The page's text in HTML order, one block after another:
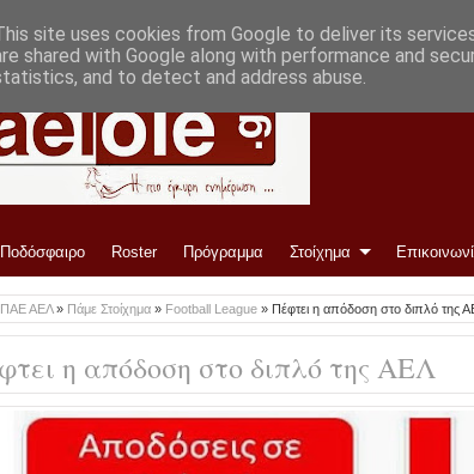
Ποδόσφαιρο Roster Πρόγραμμα Στοίχημα
ΠΑΕ ΑΕΛ» Πάμε Στοίχημα » Football League » Πέφτει η απόδοση στο διπλό της
η απόδοση στο διπλό της ΑΕΛ
site uses cookies from Google to deliver its
shared with Google along with performance and
and to detect and address abuse.